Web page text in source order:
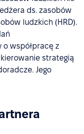
ds. zasobów
ludzkich (HRD).
współpracę z
strategią
Jego